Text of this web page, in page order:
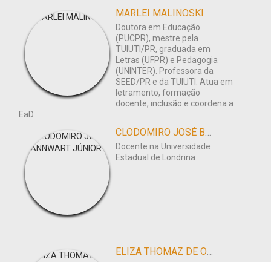
MARLEI MALINOSKI
Doutora em Educação
(PUCPR), mestre pela
TUIUTI/PR, graduada em
Letras (UFPR) e Pedagogia
(UNINTER). Professora da
SEED/PR e da TUIUTI. Atua em
letramento, formação
docente, inclusão e coordena a
EaD.
CLODOMIRO JOSÉ BANNWART JÚNIOR
Docente na Universidade
Estadual de Londrina
ELIZA THOMAZ DE OLIVEIRA